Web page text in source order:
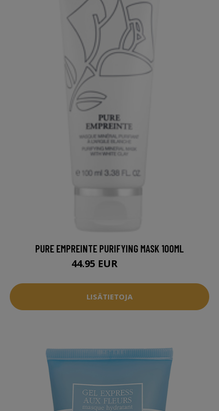
PURE EMPREINTE PURIFYING MASK 100ML
44.95 EUR
LISÄTIETOJA